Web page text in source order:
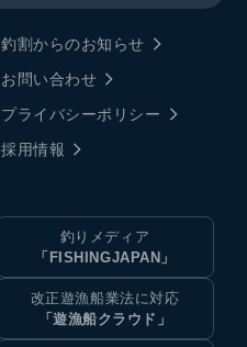
釣割からのお知らせ
お問い合わせ
プライバシーポリシー
採用情報
釣りメディア
「FISHINGJAPAN」
改正遊漁船業法に対応
「遊漁船クラウド」